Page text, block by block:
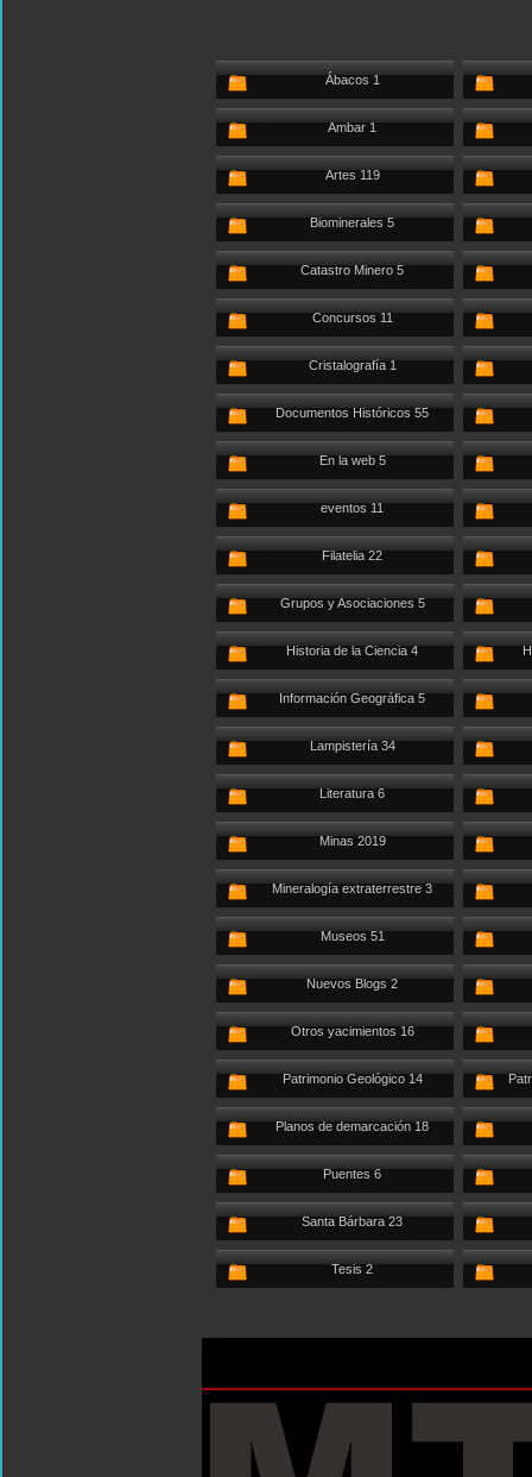
Ábacos 1
Ambar 1
Artes 119
Biominerales 5
Catastro Minero 5
Concursos 11
Cristalografía 1
Documentos Históricos 55
En la web 5
eventos 11
Filatelia 22
Grupos y Asociaciones 5
Historia de la Ciencia 4
Información Geográfica 5
Lampistería 34
Literatura 6
Minas 2019
Mineralogía extraterrestre 3
Museos 51
Nuevos Blogs 2
Otros yacimientos 16
Patrimonio Geológico 14
Planos de demarcación 18
Puentes 6
Santa Bárbara 23
Tesis 2